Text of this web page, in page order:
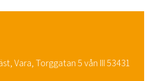
Vara, Torggatan 5 vån III 53431